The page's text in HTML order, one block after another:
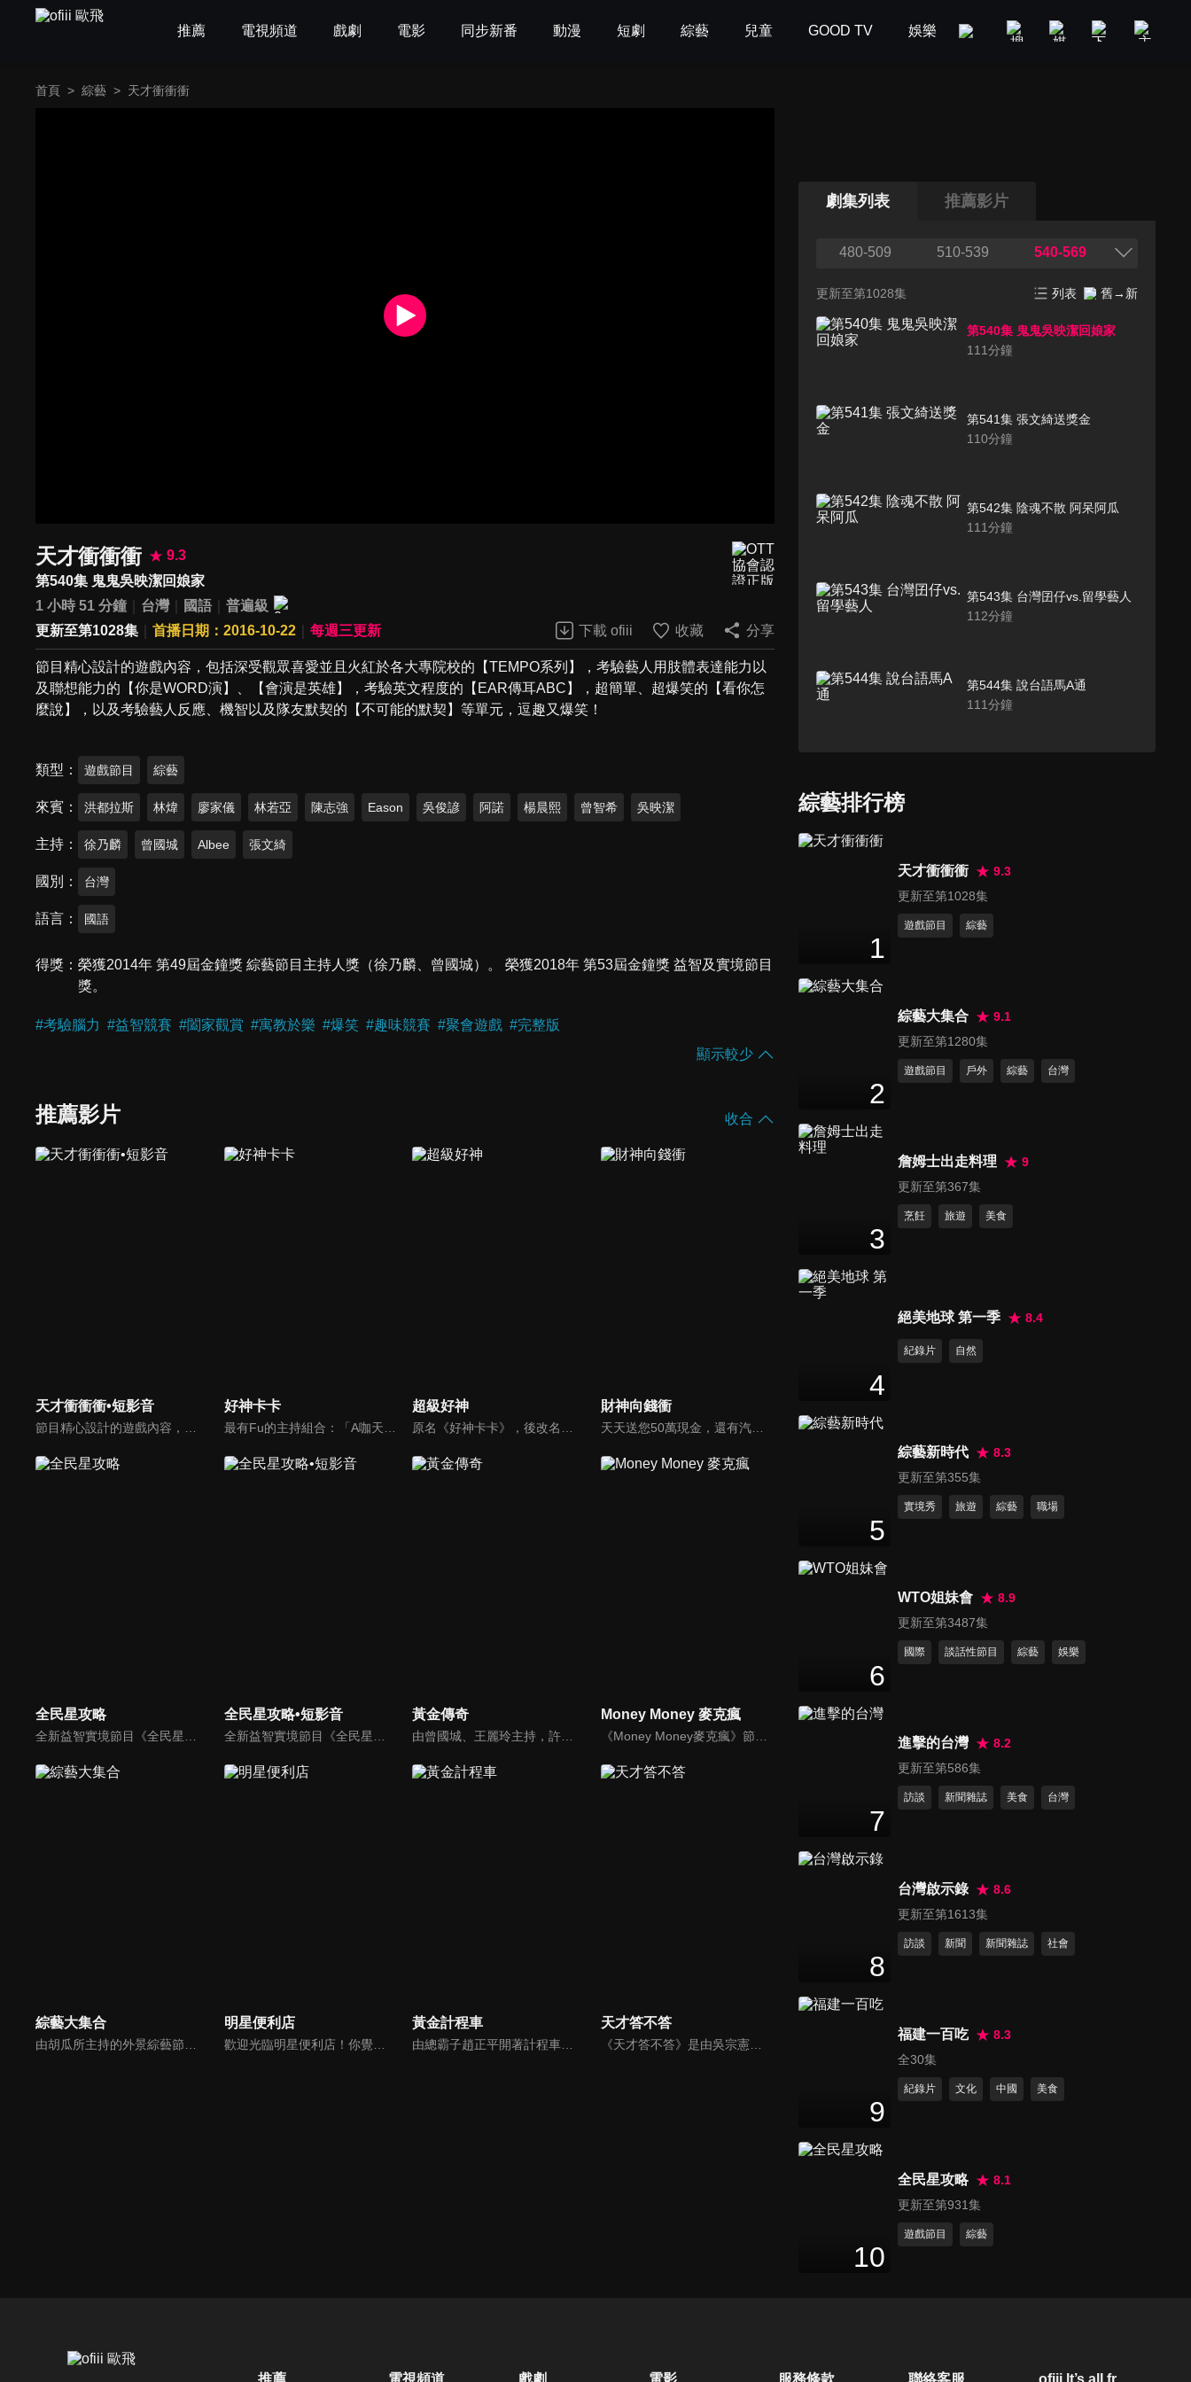
推薦 電視頻道 戲劇 電影 同步新番 動漫 短劇 綜藝 兒童 GOOD TV 娛樂 美食旅遊 新聞政論
首頁 > 綜藝 > 天才衝衝衝
天才衝衝衝
9.3
第540集 鬼鬼吳映潔回娘家
1 小時 51 分鐘
台灣 國語
普遍級
更新至第1028集
首播日期：2016-10-22 每週三更新 下載 ofiii 收藏 分享
節目精心設計的遊戲內容，包括深受觀眾喜愛並且火紅於各大專院校的【TEMPO系列】，考驗藝人用肢體表達能力以
及聯想能力的【你是WORD演】、【會演是英雄】，考驗英文程度的【EAR傳耳ABC】，超簡單、超爆笑的【看你怎
麼說】，以及考驗藝人反應、機智以及隊友默契的【不可能的默契】等單元，逗趣又爆笑！
類型 遊戲節目 綜藝
來賓 洪都拉斯 林煒 廖家儀 林若亞 陳志強 Eason 吳俊諺 阿諾 楊晨熙 曾智希 吳映潔
主持 徐乃麟 曾國城 Albee 張文綺
國別 台灣
語言 國語
得獎
榮獲2014年 第49屆金鐘獎 綜藝節目主持人獎（徐乃麟、曾國城）。 榮獲2018年 第53屆金鐘獎 益智及實境節目
獎。
#考驗腦力 #益智競賽 #闔家觀賞 #寓教於樂 #爆笑 #趣味競賽 #聚會遊戲 #完整版
顯示較少
推薦影片 收合
天才衝衝衝•短影音 好神卡卡 超級好神 財神向錢衝
天天送您50萬現金，還有汽車大獎！不考智力、體力，挑戰家人、同事、同學、朋友互相了解的成渡和共同生活經驗。快來參加《財神向前衝》大獎通通送給您。
全民星攻略 全民星攻略•短影音 黃金傳奇 Money Money 麥克瘋
綜藝大集合
由胡瓜所主持的外景綜藝節目，秉持著「幸福好運到，獎金送夠夠」的精神，和眾多藝人與鄉親同樂玩遊戲拿獎金，介紹各地的人文、美食、特產等，提供豐富多元的內容，不間斷的笑料，讓您忘卻一切煩惱、開懷大笑。
明星便利店
歡迎光臨明星便利店！你覺得便利店裡面有什麼？關東煮？茶葉蛋？還是讓你尖叫的大明星？一家擁有明星的便利店，到底有多稀奇，你會不會想要光臨呢？
黃金計程車
由總霸子趙正平開著計程車在街頭隨機找尋搭車路人，進行機智問答，如果十題答對就可以拿走金元寶！如果沒有答對，就把當前獎金減一個0然後發放！另外節目中總霸子趙正平還會帶我們遍尋美食名景。
天才答不答
《天才答不答》是由吳宗憲和吳怡霈共同主持的益智節目。節目設立高額的獎金來考驗藝人們真實的人性，同時將題目立體化，讓你身歷其境去冒險答題。更有哪些出乎意料的處罰，讓藝人羞愧的不想再答錯！一個最接近「人性」與「真實」的益智節目，現在就讓吳宗憲帶你輕鬆玩轉知識。
劇集列表 推薦影片
480-509 510-539 540-569
更新至第1028集 列表 舊→新
第540集 鬼鬼吳映潔回娘家
111分鐘
第541集 張文綺送獎金
110分鐘
第542集 陰魂不散 阿呆阿瓜
111分鐘
第543集 台灣囝仔vs.留學藝人
112分鐘
第544集 說台語馬A通
111分鐘
第546集 彥君 vs. 彥均
111
第548集 乃哥屈辱連番被罵
第550集 純愛教主郭靜來了
107分鐘
第553集 神雞妙算迎新春
111
分鐘
爸？
第555集 元宵特映 邀你一起猜
第556集 乃哥想不到 城城隊首
贏囉？
111
分鐘
第558集 挑戰笨極限
110分鐘
110分鐘
第561集 薑汁地獄整人首映會
110
綜藝排行榜
1
天才衝衝衝
9.3
更新至第1028集
遊戲節目 綜藝
2
綜藝大集合
9.1
更新至第1280集
遊戲節目 戶外 綜藝 台灣
3
詹姆士出走料理
9
更新至第367集
烹飪 旅遊 美食
4
絕美地球 第一季 8.4
紀錄片 自然
5
綜藝新時代
8.3
更新至第355集
實境秀 旅遊 綜藝 職場
6
WTO姐妹會
8.9
更新至第3487集
國際 談話性節目 綜藝 娛樂
7
進擊的台灣
8.2
更新至第586集
訪談 新聞雜誌 美食 台灣
8
台灣啟示錄
8.6
更新至第1613集
訪談 新聞 新聞雜誌 社會
9
福建一百吃
8.3
全30集
紀錄片 文化 中國 美食
10
全民星攻略
8.1
更新至第931集
遊戲節目 綜藝
推薦 電視頻道 戲劇 電影 服務條款 聯絡客服